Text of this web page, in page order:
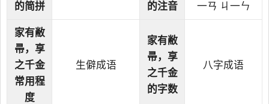
的简拼
的注音
一ㄢ ㄐ一ㄣ
家有敝
帚，享
之千金
常用程
度
生僻成语
家有敝
帚，享
之千金
的字数
八字成语